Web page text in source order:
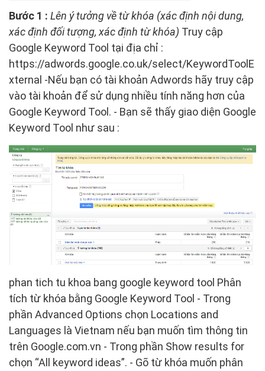
Bước 1 : Lên ý tưởng về từ khóa (xác định nội dung,
xác định đối tượng, xác định từ khóa) Truy cập
Google Keyword Tool tại địa chỉ :
https://adwords.google.co.uk/select/KeywordToolE
xternal -Nếu bạn có tài khoản Adwords hãy truy cập
vào tài khoản để sử dụng nhiều tính năng hơn của
Google Keyword Tool. - Bạn sẽ thấy giao diện Google
Keyword Tool như sau :
phan tich tu khoa bang google keyword tool Phân
tích từ khóa bằng Google Keyword Tool - Trong
phần Advanced Options chọn Locations and
Languages là Vietnam nếu bạn muốn tìm thông tin
trên Google.com.vn - Trong phần Show results for
chọn “All keyword ideas”. - Gõ từ khóa muốn phân